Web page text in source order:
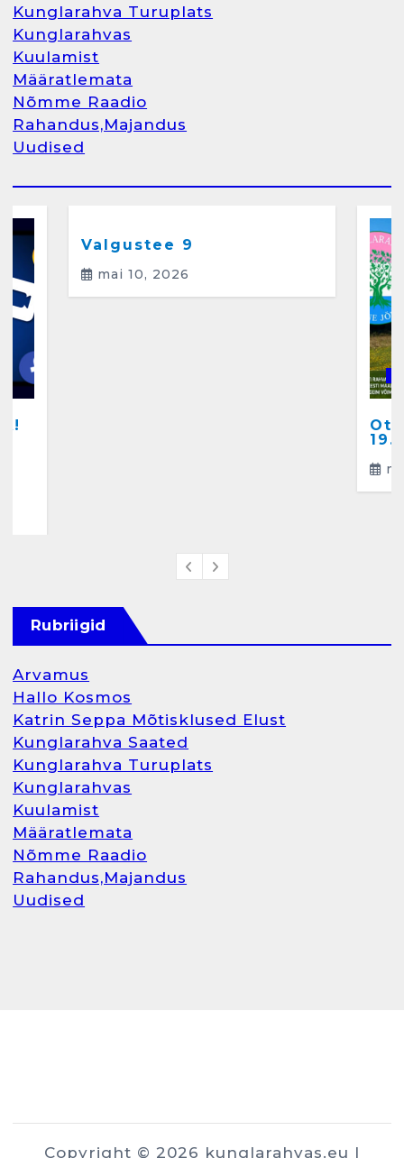
2
Kunglarahva Turuplats
kokkusaamise koht Soomes,
Espoos
märts 24, 2025
Kunglarahva Turuplats
Kunglarahvas
Kuulamist
Määratlemata
Nõmme Raadio
Rahandus,Majandus
Uudised
Valgustee 9
mai 10, 2026
Rubriigid
Arvamus
Hallo Kosmos
Katrin Seppa Mõtisklused Elust
Kunglarahva Saated
Kunglarahva Turuplats
Kunglarahvas
Kuulamist
Määratlemata
Nõmme Raadio
Rahandus,Majandus
Uudised
Copyright © 2026 kunglarahvas.eu |